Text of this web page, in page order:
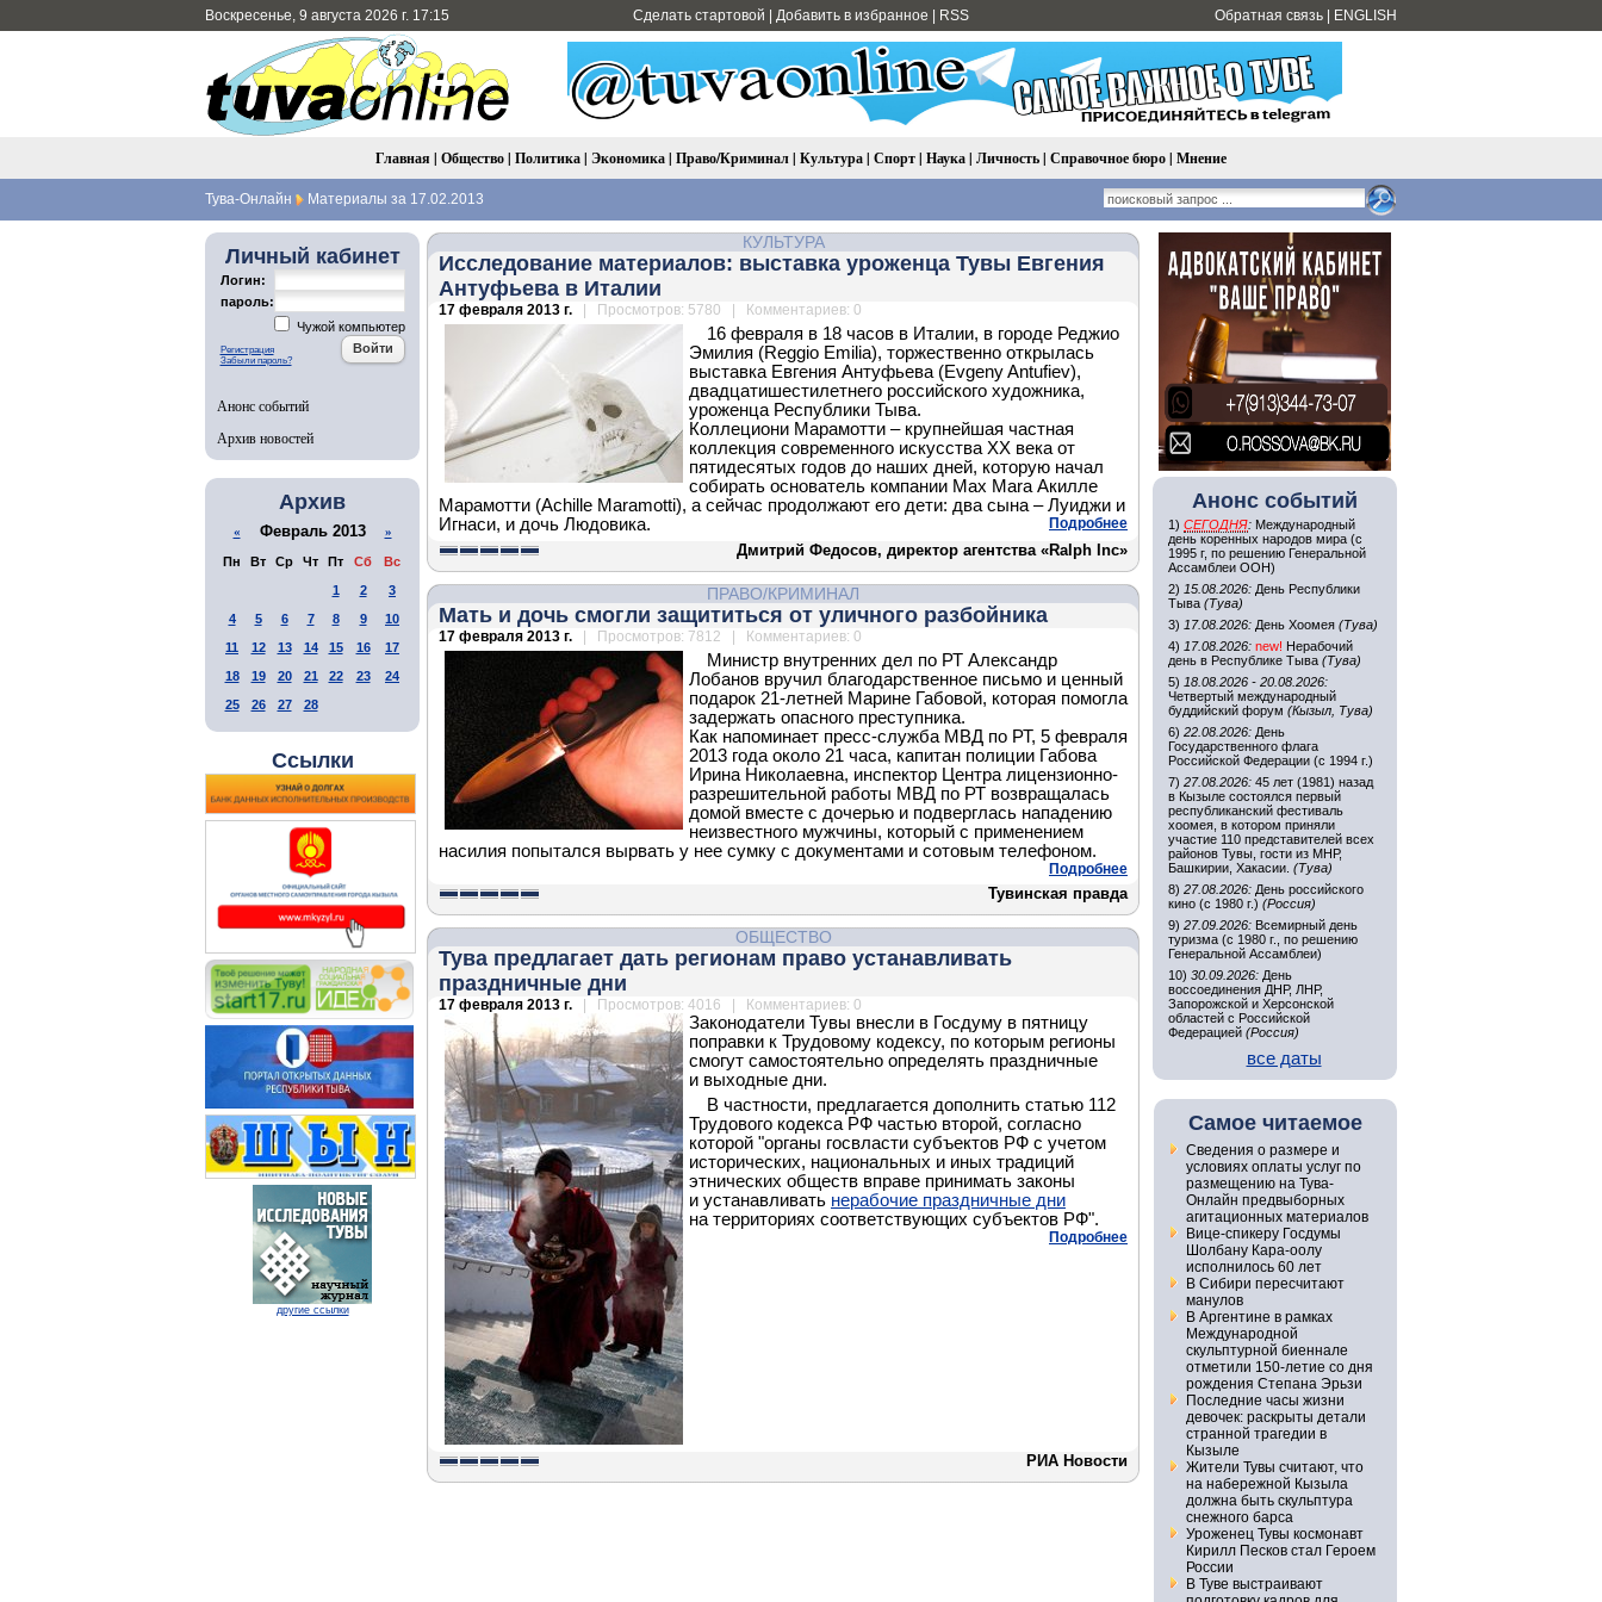
Воскресенье, 9 августа 2026 г. 17:15 Сделать стартовой Добавить в избранное RSS Обратная связь ENGLISH
Главная | Общество| Политика| Экономика| Право/Криминал| Культура| Спорт| Наука| Личность| Справочное бюро| Мнение
Тува-Онлайн Материалы за 17.02.2013
Личный кабинет
Логин:
пароль:
Чужой компьютер
Регистрация
Забыли пароль?
Анонс событий
Архив новостей
Архив
« Февраль 2013 »
Пн Вт Ср Чт Пт Сб
Вс
1
2
3
4
5 6 7 8 9
10
11
12 13 14 15 16
17
18
19 20 21 22 23
24
25
26 27 28
Ссылки
другие ссылки
КУЛЬТУРА
Исследование материалов: выставка уроженца Тувы Евгения
Антуфьева в Италии
17 февраля 2013 г. | Просмотров: 5780 | Комментариев: 0
16 февраля в 18 часов в Италии, в городе Реджио
Эмилия (Reggio Emilia), торжественно открылась
выставка Евгения Антуфьева (Evgeny Antufiev),
двадцатишестилетнего российского художника,
уроженца Республики Тыва.
Коллециони Марамотти – крупнейшая частная
коллекция современного искусства ХХ века от
пятидесятых годов до наших дней, которую начал
собирать основатель компании Max Mara Акилле
Марамотти (Achille Maramotti), а сейчас продолжают его дети: два сына – Луиджи и
Игнаси, и дочь Людовика.
Подробнее
Дмитрий Федосов, директор агентства «Ralph Inc»
ПРАВО/КРИМИНАЛ
Мать и дочь смогли защититься от уличного разбойника
17 февраля 2013 г. | Просмотров: 7812 | Комментариев: 0
Министр внутренних дел по РТ Александр
Лобанов вручил благодарственное письмо и ценный
подарок 21-летней Марине Габовой, которая помогла
задержать опасного преступника.
Как напоминает пресс-служба МВД по РТ, 5 февраля
2013 года около 21 часа, капитан полиции Габова
Ирина Николаевна, инспектор Центра лицензионно-
разрешительной работы МВД по РТ возвращалась
домой вместе с дочерью и подверглась нападению
неизвестного мужчины, который с применением
насилия попытался вырвать у нее сумку с документами и сотовым телефоном.
Подробнее
Тувинская правда
ОБЩЕСТВО
Тува предлагает дать регионам право устанавливать
праздничные дни
17 февраля 2013 г. | Просмотров: 4016 | Комментариев: 0
Законодатели Тувы внесли в Госдуму в пятницу
поправки к Трудовому кодексу, по которым регионы
смогут самостоятельно определять праздничные
и выходные дни.
В частности, предлагается дополнить статью 112
Трудового кодекса РФ частью второй, согласно
которой "органы госвласти субъектов РФ с учетом
исторических, национальных и иных традиций
этнических обществ вправе принимать законы
и устанавливать нерабочие праздничные дни
на территориях соответствующих субъектов РФ".
Подробнее
РИА Новости
Анонс событий
1) СЕГОДНЯ: Международный
день коренных народов мира (с
1995 г, по решению Генеральной
Ассамблеи ООН)
2) 15.08.2026: День Республики
Тыва (Тува)
3) 17.08.2026: День Хоомея (Тува)
4) 17.08.2026: new! Нерабочий
день в Республике Тыва (Тува)
5) 18.08.2026 - 20.08.2026:
Четвертый международный
буддийский форум (Кызыл, Тува)
6) 22.08.2026: День
Государственного флага
Российской Федерации (с 1994 г.)
7) 27.08.2026: 45 лет (1981) назад
в Кызыле состоялся первый
республиканский фестиваль
хоомея, в котором приняли
участие 110 представителей всех
районов Тувы, гости из МНР,
Башкирии, Хакасии. (Тува)
8) 27.08.2026: День российского
кино (с 1980 г.) (Россия)
9) 27.09.2026: Всемирный день
туризма (с 1980 г., по решению
Генеральной Ассамблеи)
10) 30.09.2026: День
воссоединения ДНР, ЛНР,
Запорожской и Херсонской
областей с Российской
Федерацией (Россия)
все даты
Самое читаемое
Сведения о размере и
условиях оплаты услуг по
размещению на Тува-
Онлайн предвыборных
агитационных материалов
Вице-спикеру Госдумы
Шолбану Кара-оолу
исполнилось 60 лет
В Сибири пересчитают
манулов
В Аргентине в рамках
Международной
скульптурной биеннале
отметили 150-летие со дня
рождения Степана Эрьзи
Последние часы жизни
девочек: раскрыты детали
странной трагедии в
Кызыле
Жители Тувы считают, что
на набережной Кызыла
должна быть скульптура
снежного барса
Уроженец Тувы космонавт
Кирилл Песков стал Героем
России
В Туве выстраивают